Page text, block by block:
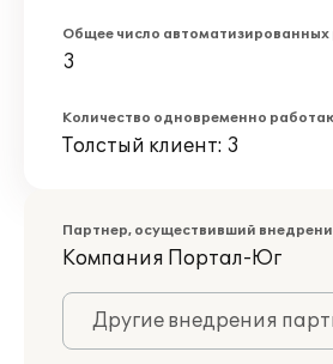
Общее число автоматизированных
3
Количество одновременно
Толстый клиент: 3
Партнер, осуществивший
Компания Портал-Юг
Другие внедрения